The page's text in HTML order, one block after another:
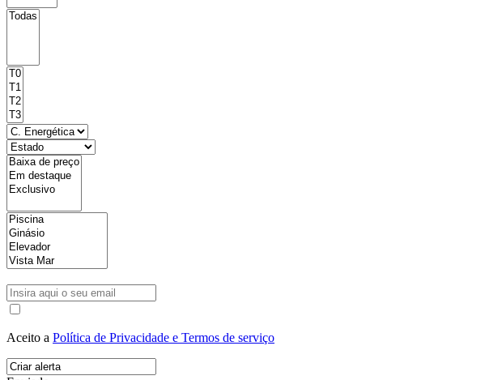
Aceito a Política de Privacidade e Termos de serviço